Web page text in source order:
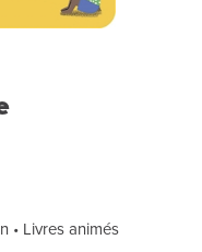
• Livres animés